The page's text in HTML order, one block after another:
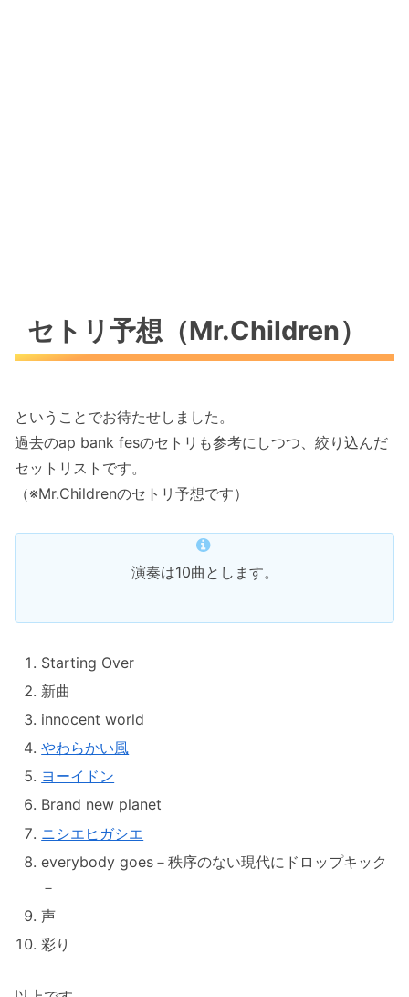
セトリ予想（Mr.Children）
ということでお待たせしました。
過去のap bank fesのセトリも参考にしつつ、絞り込んだ
セットリストです。
（※Mr.Childrenのセトリ予想です）
演奏は10曲とします。
Starting Over
新曲
innocent world
やわらかい風
ヨーイドン
Brand new planet
ニシエヒガシエ
everybody goes－秩序のない現代にドロップキック
－
声
彩り